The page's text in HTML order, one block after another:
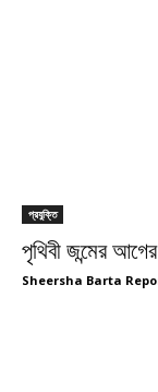
প্রযুক্তি
পৃথিবী জন্মের
Sheersha Barta